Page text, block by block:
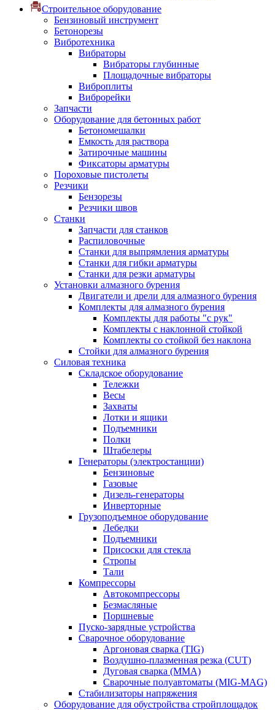
Строительное оборудование
Бензиновый инструмент
Бетонорезы
Вибротехника
Вибраторы
Вибраторы глубинные
Площадочные вибраторы
Виброплиты
Виброрейки
Запчасти
Оборудование для бетонных работ
Бетономешалки
Емкость для раствора
Затирочные машины
Фиксаторы арматуры
Пороховые пистолеты
Резчики
Бензорезы
Резчики швов
Станки
Запчасти для станков
Распиловочные
Станки для выпрямления арматуры
Станки для гибки арматуры
Станки для резки арматуры
Установки алмазного бурения
Двигатели и дрели для алмазного бурения
Комплекты для алмазного бурения
Комплекты для работы "с рук"
Комплекты с наклонной стойкой
Комплекты со стойкой без наклона
Стойки для алмазного бурения
Силовая техника
Складское оборудование
Тележки
Весы
Захваты
Лотки и ящики
Подъемники
Полки
Штабелеры
Генераторы (электростанции)
Бензиновые
Газовые
Дизель-генераторы
Инверторные
Грузоподъемное оборудование
Лебедки
Подъемники
Присоски для стекла
Стропы
Тали
Компрессоры
Автокомпрессоры
Безмасляные
Поршневые
Пуско-зарядные устройства
Сварочное оборудование
Аргоновая сварка (TIG)
Воздушно-плазменная резка (CUT)
Дуговая сварка (ММА)
Сварочные полуавтоматы (MIG-MAG)
Стабилизаторы напряжения
Оборудование для обустройства стройплощадок